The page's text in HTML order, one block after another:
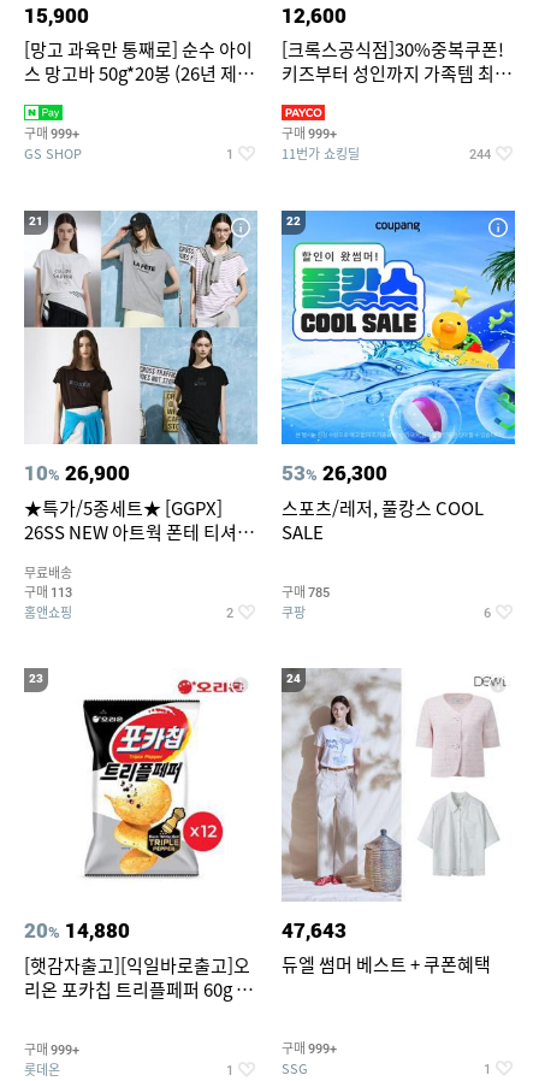
15,900
[망고 과육만 통째로] 순수 아이
스 망고바 50g*20봉 (26년 제
구매 999+
GS SHOP 1
12,600
[크록스공식점]30%중복쿠폰!
키즈부터 성인까지 가족템 최대
구매 999+
11번가 쇼킹딜 244
21
10% 26,900
★특가/5종세트★ [GGPX]
26SS NEW 아트웍 폰테 티셔츠
무료배송
구매 113
홈앤쇼핑 2
22
53% 26,300
스포츠/레저, 풀캉스 COOL
SALE
구매 785
쿠팡 6
23
20% 14,880
[햇감자출고][익일바로출고]오
리온 포카칩 트리플페퍼 60g 12
구매 999+
롯데온 1
24
47,643
듀엘 썸머 베스트 + 쿠폰혜택
구매 999+
SSG 1